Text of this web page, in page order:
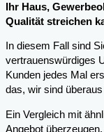
Ihr Haus,
Qualität streichen
In diesem Fall sind
vertrauenswürdiges
Kunden jedes Mal
das, wir sind
Ein Vergleich mit
Angebot